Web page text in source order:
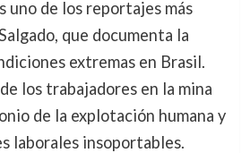
uno de los reportajes más
que documenta la
extremas en Brasil.
los trabajadores en la mina
de la explotación humana y
laborales insoportables.